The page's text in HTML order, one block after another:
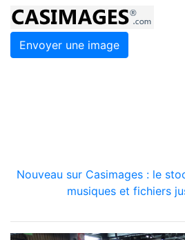
Envoyer une image
Nouveau sur Casimages : le
musiques et fichiers